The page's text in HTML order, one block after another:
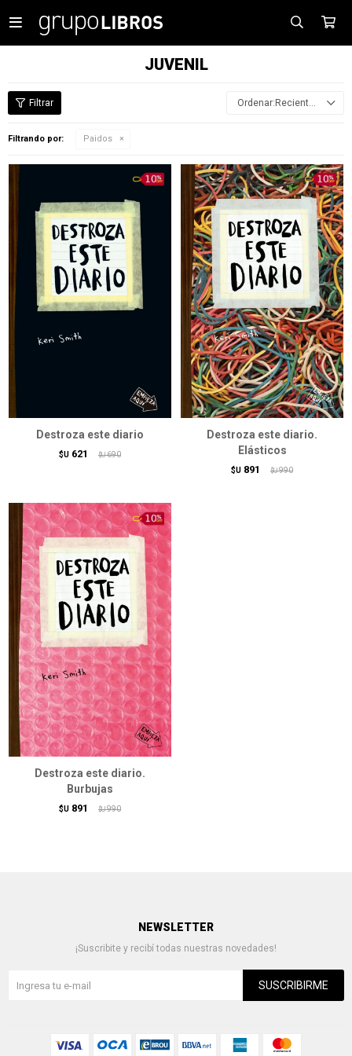

JUVENIL
Recientes
Filtrando por: Paidos
Destroza este diario
$U 621 $U 690
Destroza este diario.
Elásticos
$U 891 $U 990
Destroza este diario.
Burbujas
$U 891 $U 990
NEWSLETTER
¡Suscribite y recibí todas nuestras novedades!
SUSCRIBIRME